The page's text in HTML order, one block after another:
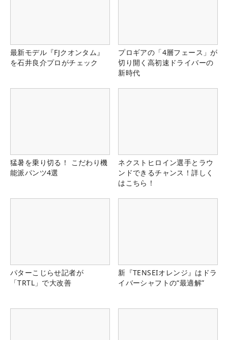
最新モデル『FJクオンタム』
を石井良介プロがチェック
プロギアの「4層フェース」が
切り開く高初速ドライバーの
新時代
猛暑を乗り切る！ こだわり機
能派パンツ4選
ネクストヒロイン選手とラウ
ンドできるチャンス！詳しく
はこちら！
パターこじらせ記者が
「TRTL」で大改善
新『TENSEIオレンジ』はドラ
イバーシャフトの“最適解”